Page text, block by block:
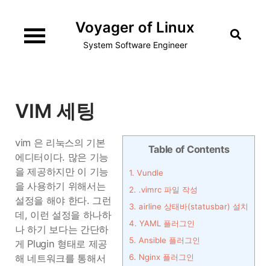
content
Voyager of Linux
System Software Engineer
VIM 세팅
Table of Contents
1. Vundle
2. .vimrc 파일 작성
3. airline 상태바(statusbar) 설치
4. YAML 플러그인
5. Ansible 플러그인
6. Nginx 플러그인
vim 은 리눅스의 기본
에디터이다. 많은 기능
을 제공하지만 이 기능
을 사용하기 위해서는
설정을 해야 한다. 그런
데, 이런 설정을 하나하
나 하기 보다는 간단하
게 Plugin 형태로 제공
해 네트워크를 통해서